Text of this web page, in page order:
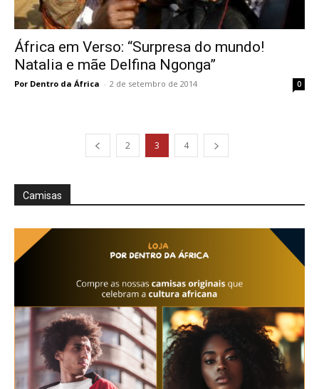
África em Verso: “Surpresa do mundo!
Natalia e mãe Delfina Ngonga”
Por Dentro da África - 2 de setembro de 2014 0
2 3 4
Camisas